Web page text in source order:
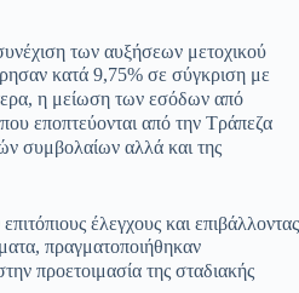
των αυξήσεων μετοχικού
κατά 9,75% σε σύγκριση με
η μείωση των εσόδων από
εποπτεύονται από την Τράπεζα
συμβολαίων αλλά και της
έλεγχους και επιβάλλοντας
πραγματοποιήθηκαν
προετοιμασία της σταδιακής